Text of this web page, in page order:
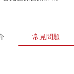
常見問題